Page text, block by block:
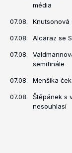
média
07.08. Knutsonová
07.08. Alcaraz se
07.08.
semifinále
07.08. Menšíka
07.08.
Štěpánek s
nesouhlasí